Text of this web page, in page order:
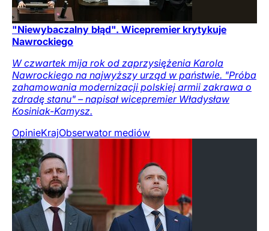
"Niewybaczalny błąd". Wicepremier krytykuje
Nawrockiego
W czwartek mija rok od zaprzysiężenia Karola
Nawrockiego na najwyższy urząd w państwie. "Próba
zahamowania modernizacji polskiej armii zakrawa o
zdradę stanu" – napisał wicepremier Władysław
Kosiniak-Kamysz.
OpinieKrajObserwator mediów